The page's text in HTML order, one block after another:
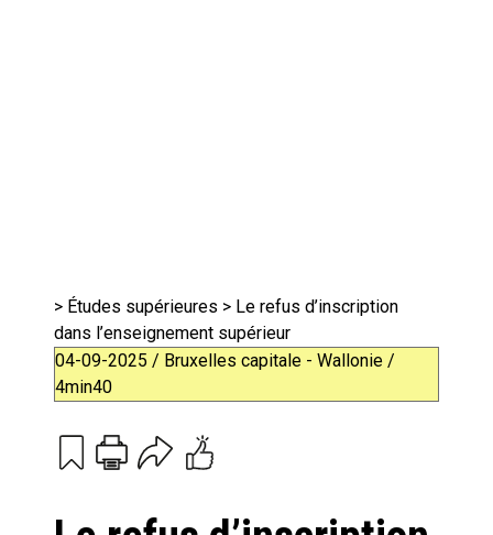
> Études supérieures > Le refus d’inscription
dans l’enseignement supérieur
04-09-2025 / Bruxelles capitale - Wallonie /
4min40
PrintEmail